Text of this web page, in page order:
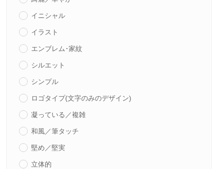
イニシャル
イラスト
エンブレム･家紋
シルエット
シンプル
ロゴタイプ(文字のみのデザイン)
凝っている／複雑
和風／筆タッチ
堅め／堅実
立体的